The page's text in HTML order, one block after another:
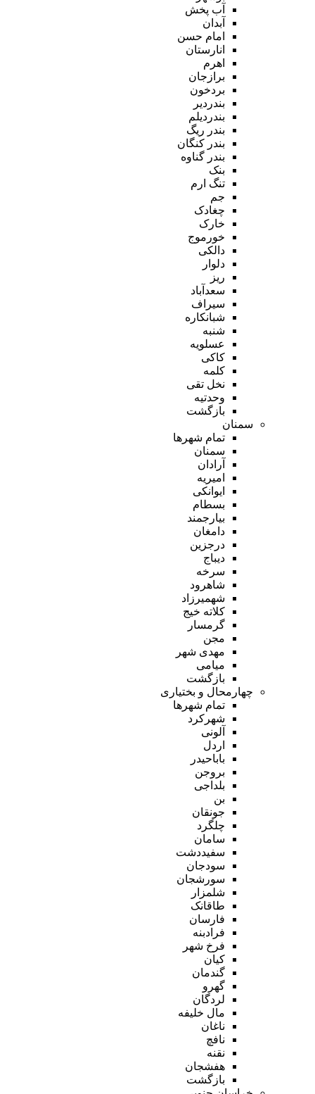
آب پخش
آبدان
امام حسن
انارستان
اهرم
برازجان
بردخون
بندردیر
بندردیلم
بندر ریگ
بندر کنگان
بندر گناوه
بنک
تنگ ارم
جم
چغادک
خارک
خورموج
دالکی
دلوار
ریز
سعدآباد
سیراف
شبانکاره
شنبه
عسلویه
کاکی
کلمه
نخل تقی
وحدتیه
بازگشت
سمنان
تمام شهر‌ها
سمنان
آرادان
امیریه
ایوانکی
بسطام
بیارجمند
دامغان
درجزین
دیباج
سرخه
شاهرود
شهمیرزاد
کلاته خیج
گرمسار
مجن
مهدی شهر
میامی
بازگشت
چهارمحال و بختیاری
تمام شهر‌ها
شهرکرد
آلونی
اردل
باباحیدر
بروجن
بلداجی
بن
جونقان
چلگرد
سامان
سفیددشت
سودجان
سورشجان
شلمزار
طاقانک
فارسان
فرادبنه
فرخ شهر
کیان
گندمان
گهرو
لردگان
مال خلیفه
ناغان
نافچ
نقنه
هفشجان
بازگشت